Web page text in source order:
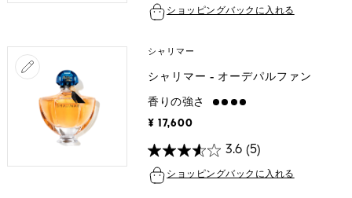
ショッピングバックに入れる
シャリマー
シャリマー - オーデパルファン
香りの強さ strong
¥ 17,600
3.6 (5)
ショッピングバックに入れる